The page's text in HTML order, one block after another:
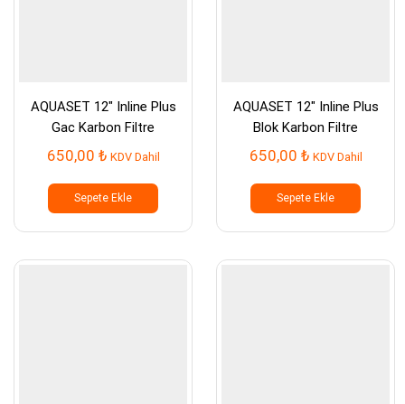
AQUASET 12″ Inline Plus
Gac Karbon Filtre
650,00 ₺ KDV Dahil
Sepete Ekle
AQUASET 12″ Inline Plus
Blok Karbon Filtre
650,00 ₺ KDV Dahil
Sepete Ekle